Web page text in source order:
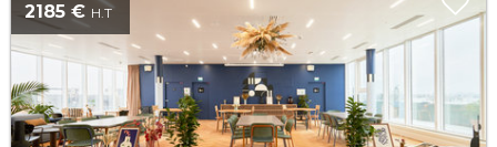
2185 € H.T